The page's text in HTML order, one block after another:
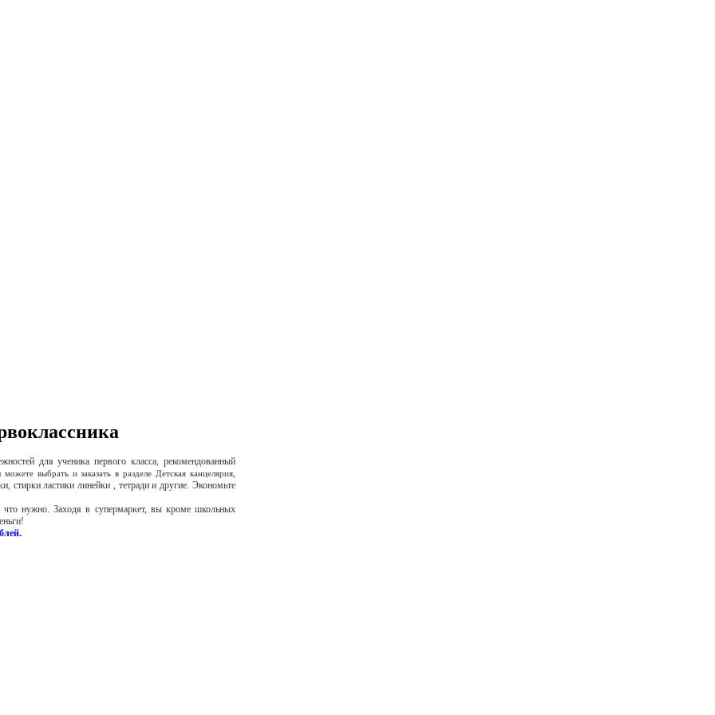
для ученика первого класса, рекомендованный
выбрать и заказать в разделе Детская канцелярия,
стирки ластики линейки , тетради и другие. Экономьте
нужно. Заходя в супермаркет, вы кроме школьных